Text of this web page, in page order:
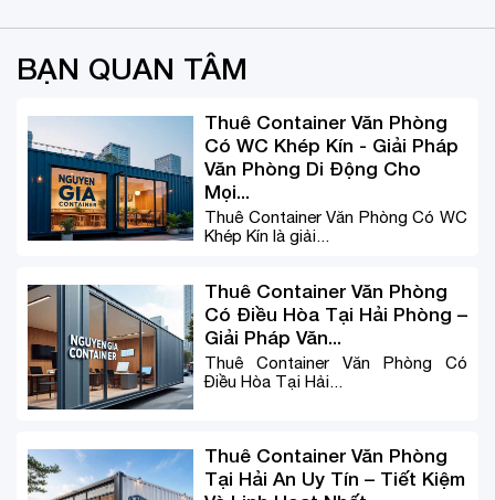
BẠN QUAN TÂM
Thuê Container Văn Phòng
Có WC Khép Kín - Giải Pháp
Văn Phòng Di Động Cho
Mọi...
Thuê Container Văn Phòng Có WC
Khép Kín là giải...
Thuê Container Văn Phòng
Có Điều Hòa Tại Hải Phòng –
Giải Pháp Văn...
Thuê Container Văn Phòng Có
Điều Hòa Tại Hải...
Thuê Container Văn Phòng
Tại Hải An Uy Tín – Tiết Kiệm